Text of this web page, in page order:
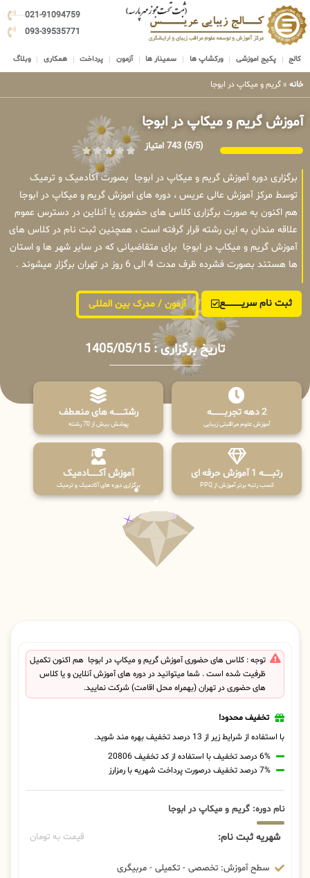
021-91094759
093-39535771
کالج پکیج اموزشی ورکشاپ ها سمینار ها آزمون پرداخت همکاری وبلاگ
خانه » گریم و میکاپ در ابوجا
آموزش گریم و میکاپ در ابوجا
(5/5) 743 امتیاز
برگزاری دوره آموزش گریم و میکاپ در ابوجا بصورت آکادمیک و ترمیک
توسط مرکز آموزش عالی عریس ، دوره های اموزش گریم و میکاپ در ابوجا
هم اکنون به صورت برگزاری کلاس های حضوری یا آنلاین در دسترس عموم
علاقه مندان به این رشته قرار گرفته است ، همچنین ثبت نام در کلاس های
آموزش گریم و میکاپ در ابوجا برای متقاضیانی که در سایر شهر ها و استان
ها هستند بصورت فشرده ظرف مدت 4 الی 6 روز در تهران برگزار میشوند .
ثبت نام سریــــــــــــع آزمون / مدرک بین المللی
تاریخ برگزاری : 1405/05/15
2 دهه تجربـــــــــه
آموزش علوم مراقبتی زیبایی
رشتـــــــه های منعطف
پوشش بیش از 70 رشته
رتبــــــه 1 آموزش حرفه ای
کسب رتبه برتر آموزش از PPQ
آموزش آکـــــــادمیک
برگزاری دوره های آکادمیک و ترمیک
توجه : کلاس های حضوری آموزش گریم و میکاپ در ابوجا هم اکنون تکمیل
ظرفیت شده است . شما میتوانید در دوره های آموزش آنلاین و یا کلاس
های حضوری در تهران (بهمراه محل اقامت) شرکت نمایید.
تخفیف محدود!
با استفاده از شرایط زیر از 13 درصد تخفیف بهره مند شوید.
6% درصد تخفیف با استفاده از کد تخفیف 20806
7% درصد تخفیف درصورت پرداخت شهریه با رمزارز
نام دوره: گریم و میکاپ در ابوجا
شهریه ثبت نام: قیمت به تومان
سطح آموزش: تخصصی - تکمیلی - مربیگری